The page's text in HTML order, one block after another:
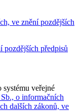
ve znění pozdějších
pozdějších předpisů
veřejné
o informačních
dalších zákonů, ve